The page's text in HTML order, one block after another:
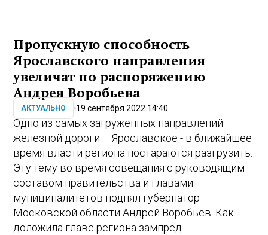
Пропускную способность
Ярославского направления
увеличат по распоряжению
Андрея Воробьева
АКТУАЛЬНО 19 сентября 2022 14:40
Одно из самых загруженных направлений
железной дороги – Ярославское - в ближайшее
время власти региона постараются разгрузить.
Эту тему во время совещания с руководящим
составом правительства и главами
муниципалитетов поднял губернатор
Московской области Андрей Воробьев. Как
доложила главе региона зампред